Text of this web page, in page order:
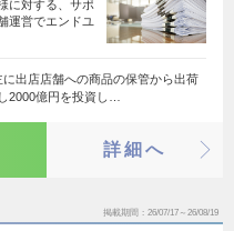
に対する、サポ
運営でエンドユ
出店店舗への商品の保管から出荷
2000億円を投資し…
詳細へ
掲載期間 26/07/17～26/08/19